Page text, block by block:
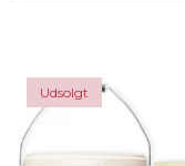
Udsolgt